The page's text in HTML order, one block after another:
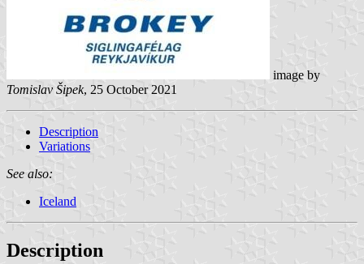
image by
Tomislav Šipek, 25 October 2021
Description
Variations
See also:
Iceland
Description